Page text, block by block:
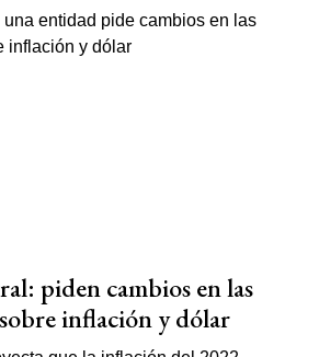
piden cambios en las
inflación y dólar